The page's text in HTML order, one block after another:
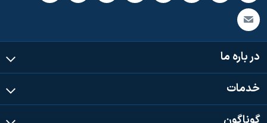
در باره ما
خدمات